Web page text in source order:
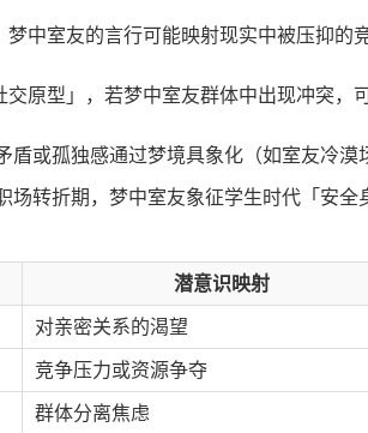
中室友的言行可能映射现实中被压抑的
原型」，若梦中室友群体中出现冲突，
盾或孤独感通过梦境具象化（如室友冷漠
场转折期，梦中室友象征学生时代「安全
潜意识映射
对亲密关系的渴望
竞争压力或资源争夺
群体分离焦虑